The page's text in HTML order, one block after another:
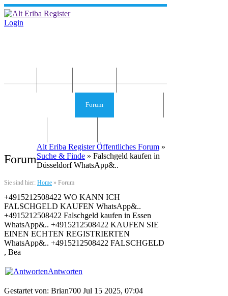
Login
Forum
Forum
Sie sind hier: Home » Forum
Alt Eriba Register Öffentliches Forum »
Suche & Finde » Falschgeld kaufen in
Düsseldorf WhatsApp&..
+4915212508422 WO KANN ICH
FALSCHGELD KAUFEN WhatsApp&..
+4915212508422 Falschgeld kaufen in Essen
WhatsApp&.. +4915212508422 KAUFEN SIE
EINEN ECHTEN REGISTRIERTEN
WhatsApp&.. +4915212508422 FALSCHGELD
, Bea
Antworten
Gestartet von: Brian700 Jul 15 2025, 07:04